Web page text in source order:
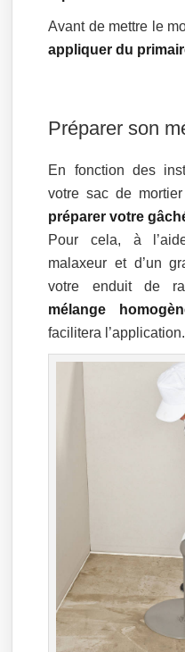
Avant de mettre le
appliquer du
Préparer son
En fonction des
votre sac de
préparer votre
Pour cela, à
malaxeur et d’un
votre enduit de
mélange
facilitera l’application.